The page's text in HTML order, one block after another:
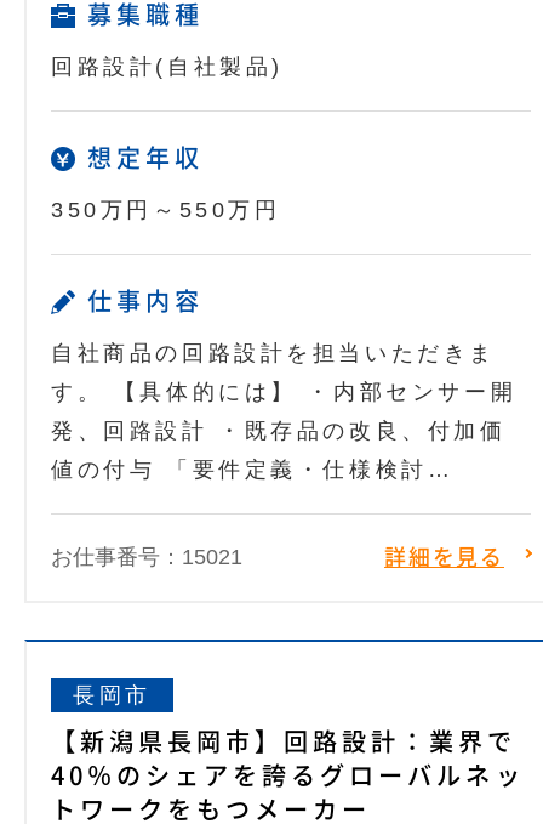
募集職種
回路設計(自社製品)
想定年収
350万円～550万円
仕事内容
自社商品の回路設計を担当いただきま
す。 【具体的には】 ・内部センサー開
発、回路設計 ・既存品の改良、付加価
値の付与 「要件定義・仕様検討…
お仕事番号：15021 詳細を見る
長岡市
【新潟県長岡市】回路設計：業界で
40％のシェアを誇るグローバルネッ
トワークをもつメーカー